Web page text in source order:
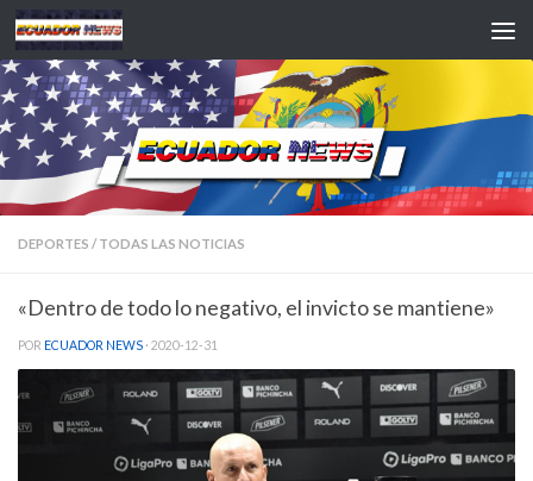
Saltar al contenido
DEPORTES / TODAS LAS NOTICIAS
«Dentro de todo lo negativo, el invicto se mantiene»
POR ECUADOR NEWS · 2020-12-31